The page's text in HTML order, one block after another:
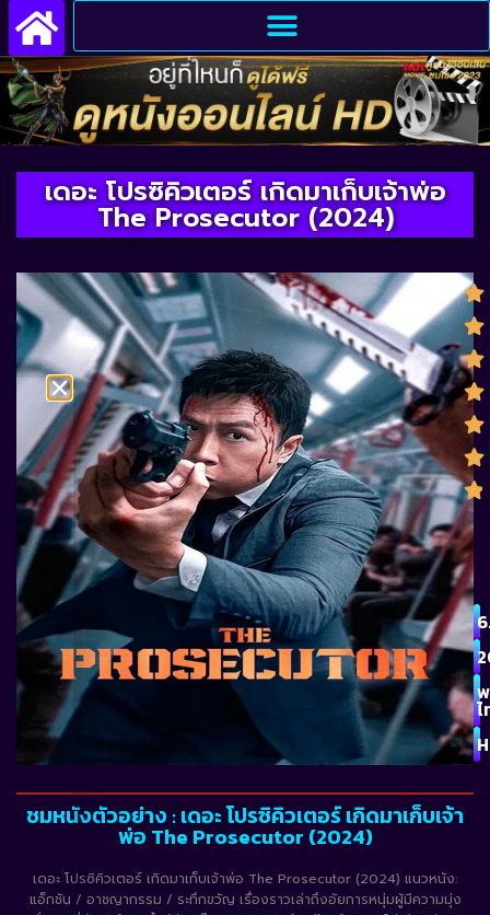
เดอะ โปรซิคิวเตอร์ เกิดมาเก็บเจ้าพ่อ
The Prosecutor (2024)
ชมหนังตัวอย่าง : เดอะ โปรซิคิวเตอร์ เกิดมาเก็บเจ้า
พ่อ The Prosecutor (2024)
เดอะ โปรซิคิวเตอร์ เกิดมาเก็บเจ้าพ่อ The Prosecutor (2024) แนวหนัง:
แอ็กชัน / อาชญากรรม / ระทึกขวัญ เรื่องราวเล่าถึงอัยการหนุ่มผู้มีความมุ่ง